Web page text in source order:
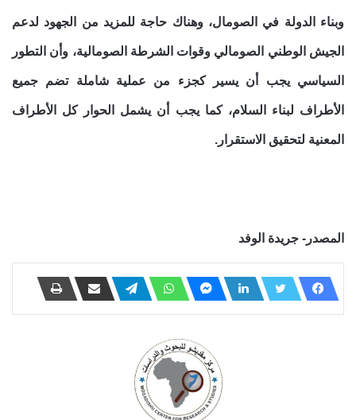
وبناء الدولة في الصومال، وهناك حاجة للمزيد من الجهود لدعم
الجيش الوطني الصومالي وقوات الشرطة الصومالية، وأن التطور
السياسي يجب أن يسير كجزء من عملية شاملة تضم جميع
الأطراف لبناء السلام، كما يجب أن يشمل الحوار كل الأطراف
المعنية لتحقيق الاستقرار.
المصدر- جريدة الوفد